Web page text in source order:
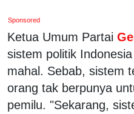
Sponsored
Ketua Umum Partai
sistem politik
mahal. Sebab, sistem
orang tak berpunya
pemilu. "Sekarang,